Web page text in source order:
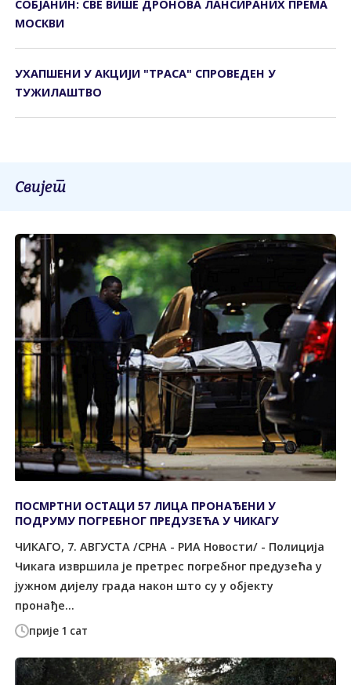
СОБЈАНИН: СВЕ ВИШЕ ДРОНОВА ЛАНСИРАНИХ ПРЕМА
МОСКВИ
УХАПШЕНИ У АКЦИЈИ "ТРАСА" СПРОВЕДЕН У
ТУЖИЛАШТВО
Свијет
прије 1 сат
ПОСМРТНИ ОСТАЦИ 57 ЛИЦА ПРОНАЂЕНИ У
ПОДРУМУ ПОГРЕБНОГ ПРЕДУЗЕЋА У ЧИКАГУ
ЧИКАГО, 7. АВГУСТА /СРНА - РИА Новости/ - Полиција
Чикага извршила је претрес погребног предузећа у
јужном дијелу града након што су у објекту
пронађе...